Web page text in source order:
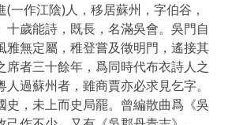
(一作江陰)人，移居蘇州，字伯谷，
十歲能詩，既長，名滿吳會。吳門自
雅無定屬，稚登嘗及徵明門，遙接其
席者三十餘年，爲同時代布衣詩人之
人過蘇州者，雖商賈亦必求見乞字。
史，未上而史局罷。曾編散曲爲《吳